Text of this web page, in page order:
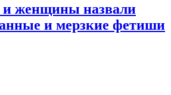
женщины назвали
и мерзкие фетиши